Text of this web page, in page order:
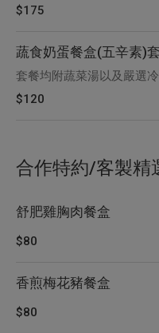
$175
蔬食奶蛋餐盒(五辛素)
套餐均附蔬菜湯以及嚴選
$120
合作特約/客製精
舒肥雞胸肉餐盒
$80
香煎梅花豬餐盒
$80